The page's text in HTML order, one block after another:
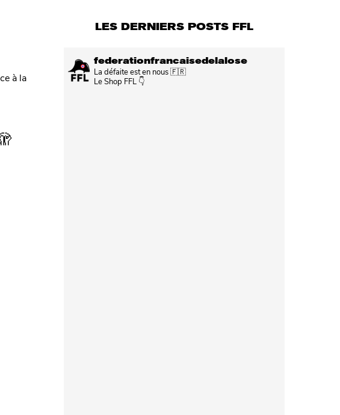
à la
LES DERNIERS POSTS FFL
federationfrancaisedelalose
La défaite est en nous 🇫🇷
Le Shop FFL 👇